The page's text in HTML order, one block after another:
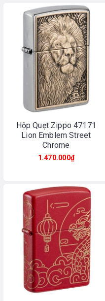
Hộp Quẹt Zippo 47171
Lion Emblem Street
Chrome
1.470.000₫